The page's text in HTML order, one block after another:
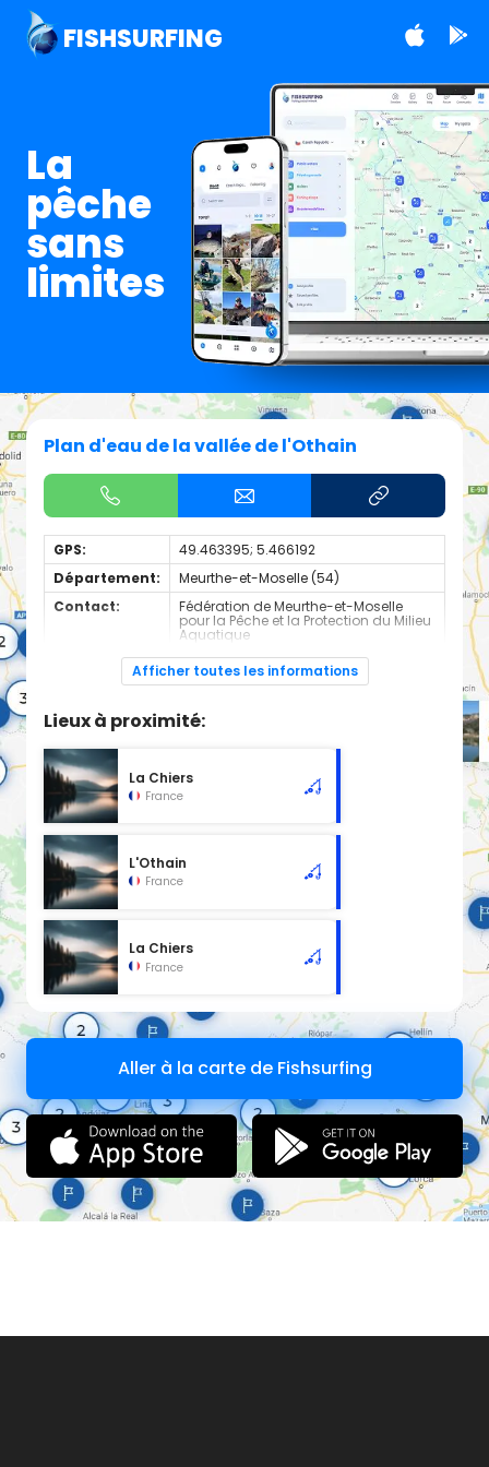
FISHSURFING
La
pêche
sans
limites
Plan d'eau de la vallée de l'Othain
GPS:
49.463395; 5.466192
Département:
Meurthe-et-Moselle (54)
Contact:
Fédération de Meurthe-et-Moselle
pour la Pêche et la Protection du Milieu
Aquatique
Espèces de
poissons:
Carnassier, carpe, poisson blanc
Plan d'eau de la vallée de l'Othain (30 ha)
2ème
Classement
Domaine privé
Réciprocité 54
oui
URNE
oui
Gestionnaire
AAPPMA Saint Jean les Longuyon : http://www.peche-
54.fr/639-aappma-le-brochet-de-l-othain.htm
Règlement intérieur
non
Afficher toutes les informations
Lieux à proximité:
La Chiers
France
L'Othain
France
La Chiers
France
Aller à la carte de Fishsurfing